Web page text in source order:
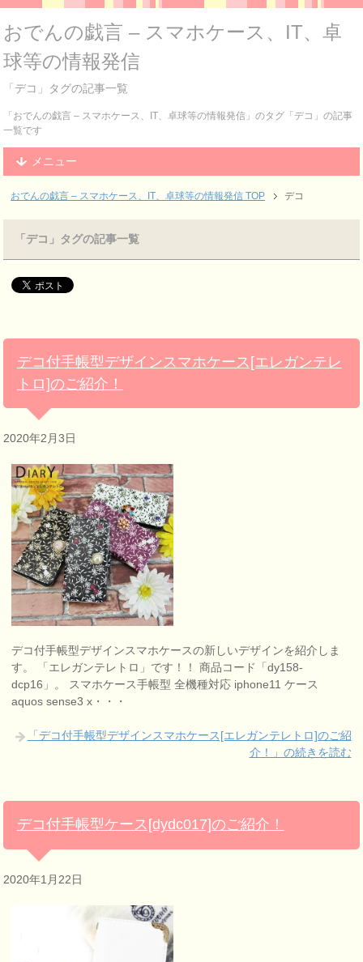
おでんの戯言 – スマホケース、IT、卓
球等の情報発信
「デコ」タグの記事一覧
「おでんの戯言 – スマホケース、IT、卓球等の情報発信」のタグ「デコ」の記事
一覧です
メニュー
おでんの戯言 – スマホケース、IT、卓球等の情報発信 TOP デコ
「デコ」タグの記事一覧
デコ付手帳型デザインスマホケース[エレガンテレ
トロ]のご紹介！
2020年2月3日
デコ付手帳型デザインスマホケースの新しいデザインを紹介しま
す。 「エレガンテレトロ」です！！ 商品コード「dy158-
dcp16」。 スマホケース手帳型 全機種対応 iphone11 ケース
aquos sense3 x・・・
「デコ付手帳型デザインスマホケース[エレガンテレトロ]のご紹
介！」の続きを読む
デコ付手帳型ケース[dydc017]のご紹介！
2020年1月22日